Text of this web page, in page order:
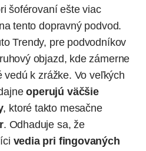
šoférovaní ešte viac
tento dopravný podvod.
Trendy, pre podvodníkov
objazd, kde zámerne
vedú k zrážke. Vo veľkých
operujú väčšie
, ktoré takto mesačne
. Odhaduje sa, že
vedia pri fingovaných